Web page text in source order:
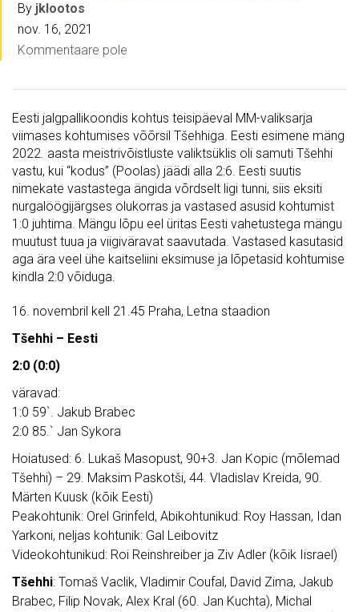
By jklootos
nov. 16, 2021
Kommentaare pole
Eesti jalgpallikoondis kohtus teisipäeval MM-valiksarja
viimases kohtumises võõrsil Tšehhiga. Eesti esimene mäng
2022. aasta meistrivõistluste valiktsüklis oli samuti Tšehhi
vastu, kui “kodus” (Poolas) jäädi alla 2:6. Eesti suutis
nimekate vastastega ängida võrdselt ligi tunni, siis eksiti
nurgalöögijärgses olukorras ja vastased asusid kohtumist
1:0 juhtima. Mängu lõpu eel üritas Eesti vahetustega mängu
muutust tuua ja viigiväravat saavutada. Vastased kasutasid
aga ära veel ühe kaitseliini eksimuse ja lõpetasid kohtumise
kindla 2:0 võiduga.
16. novembril kell 21.45 Praha, Letna staadion
Tšehhi – Eesti
2:0 (0:0)
väravad:
1:0 59`. Jakub Brabec
2:0 85.` Jan Sykora
Hoiatused: 6. Lukaš Masopust, 90+3. Jan Kopic (mõlemad
Tšehhi) – 29. Maksim Paskotši, 44. Vladislav Kreida, 90.
Märten Kuusk (kõik Eesti)
Peakohtunik: Orel Grinfeld, Abikohtunikud: Roy Hassan, Idan
Yarkoni, neljas kohtunik: Gal Leibovitz
Videokohtunikud: Roi Reinshreiber ja Ziv Adler (kõik Iisrael)
Tšehhi: Tomaš Vaclik, Vladimir Coufal, David Zima, Jakub
Brabec, Filip Novak, Alex Kral (60. Jan Kuchta), Michal